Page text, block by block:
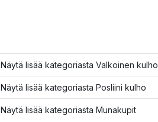
Näytä lisää kategoriasta Valkoinen kulho
Näytä lisää kategoriasta Posliini kulho
Näytä lisää kategoriasta Munakupit